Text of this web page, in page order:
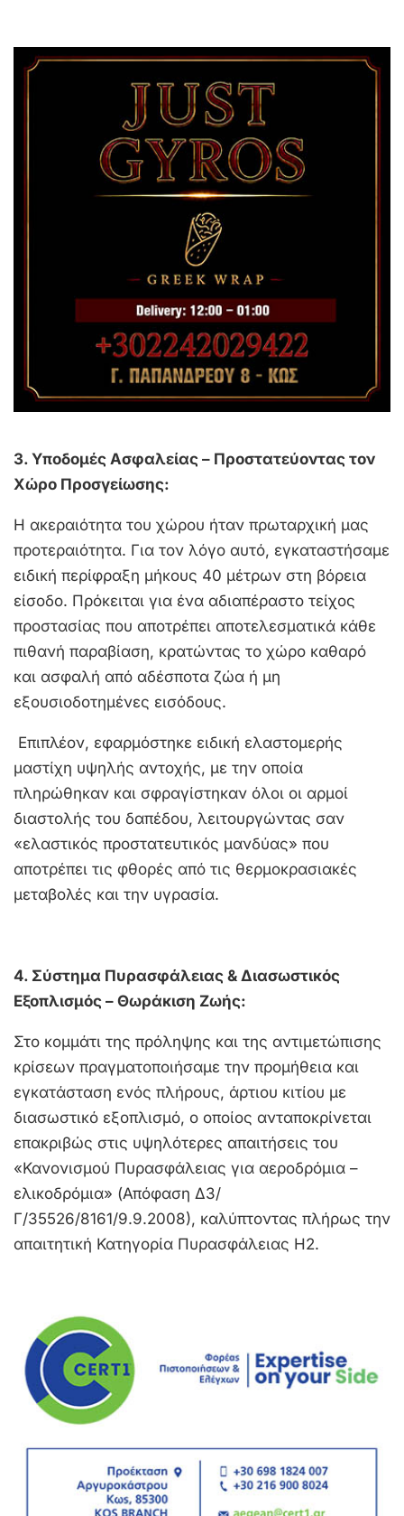
3. Υποδομές Ασφαλείας – Προστατεύοντας τον
Χώρο Προσγείωσης:
Η ακεραιότητα του χώρου ήταν πρωταρχική μας
προτεραιότητα. Για τον λόγο αυτό, εγκαταστήσαμε
ειδική περίφραξη μήκους 40 μέτρων στη βόρεια
είσοδο. Πρόκειται για ένα αδιαπέραστο τείχος
προστασίας που αποτρέπει αποτελεσματικά κάθε
πιθανή παραβίαση, κρατώντας το χώρο καθαρό
και ασφαλή από αδέσποτα ζώα ή μη
εξουσιοδοτημένες εισόδους.
Επιπλέον, εφαρμόστηκε ειδική ελαστομερής
μαστίχη υψηλής αντοχής, με την οποία
πληρώθηκαν και σφραγίστηκαν όλοι οι αρμοί
διαστολής του δαπέδου, λειτουργώντας σαν
«ελαστικός προστατευτικός μανδύας» που
αποτρέπει τις φθορές από τις θερμοκρασιακές
μεταβολές και την υγρασία.
4. Σύστημα Πυρασφάλειας & Διασωστικός
Εξοπλισμός – Θωράκιση Ζωής:
Στο κομμάτι της πρόληψης και της αντιμετώπισης
κρίσεων πραγματοποιήσαμε την προμήθεια και
εγκατάσταση ενός πλήρους, άρτιου κιτίου με
διασωστικό εξοπλισμό, ο οποίος ανταποκρίνεται
επακριβώς στις υψηλότερες απαιτήσεις του
«Κανονισμού Πυρασφάλειας για αεροδρόμια –
ελικοδρόμια» (Απόφαση Δ3/
Γ/35526/8161/9.9.2008), καλύπτοντας πλήρως την
απαιτητική Κατηγορία Πυρασφάλειας Η2.